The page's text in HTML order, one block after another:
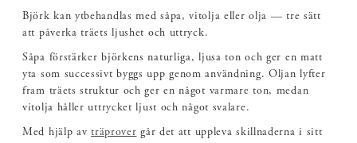
Björk kan ytbehandlas med såpa, vitolja eller olja — tre sätt
att påverka träets ljushet och uttryck.
Såpa förstärker björkens naturliga, ljusa ton och ger en matt
yta som successivt byggs upp genom användning. Oljan lyfter
fram träets struktur och ger en något varmare ton, medan
vitolja håller uttrycket ljust och något svalare.
Med hjälp avträprover går det att uppleva skillnaderna i sitt